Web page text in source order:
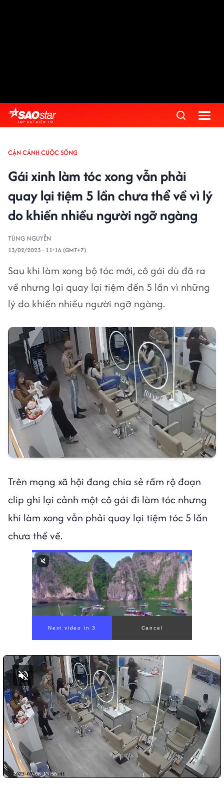
CẬN CẢNH CUỘC SỐNG
Gái xinh làm tóc xong vẫn phải
quay lại tiệm 5 lần chưa thể về vì lý
do khiến nhiều người ngỡ ngàng
TÙNG NGUYỄN
13/02/2023 - 11:16 (GMT+7)
Sau khi làm xong bộ tóc mới, cô gái dù đã ra
về nhưng lại quay lại tiệm đến 5 lần vì những
lý do khiến nhiều người ngỡ ngàng.
Trên mạng xã hội đang chia sẻ rầm rộ đoạn
clip ghi lại cảnh một cô gái đi làm tóc nhưng
khi làm xong vẫn phải quay lại tiệm tóc 5 lần
chưa thể về.
Bật tiếng